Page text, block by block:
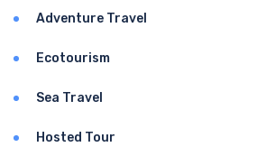
Adventure Travel
Ecotourism
Sea Travel
Hosted Tour